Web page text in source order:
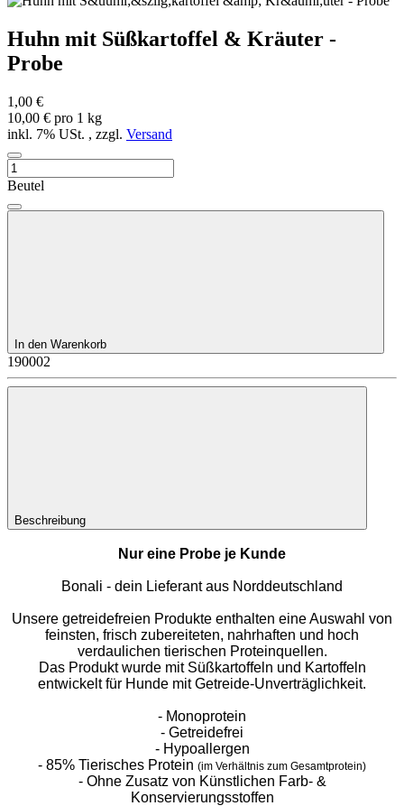
Huhn mit Süßkartoffel & Kräuter -
Probe
1,00 €
10,00 € pro 1 kg
inkl. 7% USt. , zzgl. Versand
Beutel
In den Warenkorb
190002
Beschreibung
Nur eine Probe je Kunde
Bonali - dein Lieferant aus Norddeutschland
Unsere getreidefreien Produkte enthalten eine Auswahl von
feinsten, frisch zubereiteten, nahrhaften und hoch
verdaulichen tierischen Proteinquellen.
Das Produkt wurde mit Süßkartoffeln und Kartoffeln
entwickelt für Hunde mit Getreide-Unverträglichkeit.
- Monoprotein
- Getreidefrei
- Hypoallergen
- 85% Tierisches Protein (im Verhältnis zum Gesamtprotein)
- Ohne Zusatz von Künstlichen Farb- &
Konservierungsstoffen